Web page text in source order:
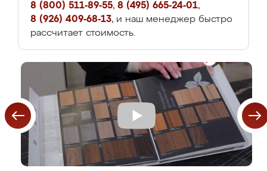
8 (800) 511-89-55, 8 (495) 665-24-01,
8 (926) 409-68-13, и наш менеджер быстро
рассчитает стоимость.